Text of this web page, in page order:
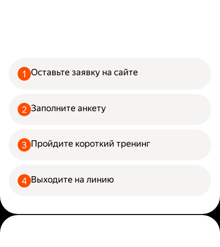
Оставьте заявку на сайте
Заполните анкету
Пройдите короткий тренинг
Выходите на линию